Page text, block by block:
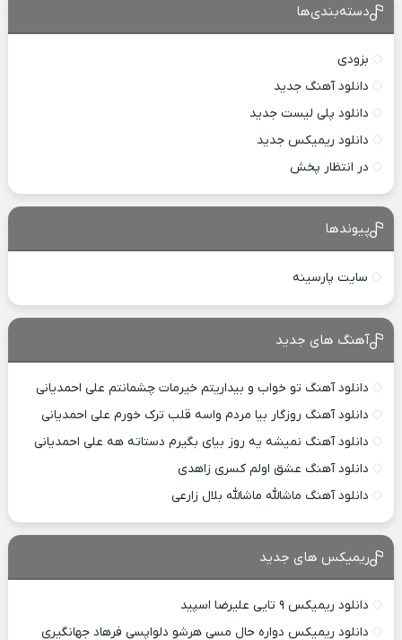
دسته‌بندی‌ها
بزودی
دانلود آهنگ جدید
دانلود پلی لیست جدید
دانلود ریمیکس جدید
در انتظار پخش
پیوندها
سایت پارسینه
آهنگ های جدید
دانلود آهنگ تو خواب و بیداریتم خیرمات چشمانتم علی احمدیانی
دانلود آهنگ روزگار بیا مردم واسه قلب ترک خورم علی احمدیانی
دانلود آهنگ نمیشه یه روز بیای بگیرم دستاته هه علی احمدیانی
دانلود آهنگ عشق اولم کسری زاهدی
دانلود آهنگ ماشالله ماشالله بلال زارعی
ریمیکس های جدید
دانلود ریمیکس ۹ تایی علیرضا اسپید
دانلود ریمیکس دواره حال مسی هرشو دلواپسی فرهاد جهانگیری